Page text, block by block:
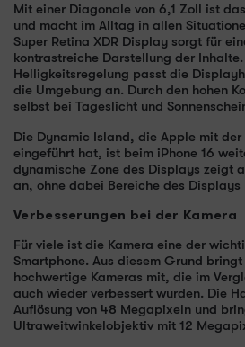
Mit einer Diagonale von 6,1 Zoll ist
und macht im Alltag in allen
Super Retina XDR Display sorgt für
kontrastreiche Darstellung der
Helligkeitsregelung passt die
die Umgebung an. Durch den hohen
selbst bei Tageslicht und
Die Dynamic Island, die Apple mit
eingeführt hat, ist beim iPhone 16
dynamische Zone des Displays zeigt
an, ohne dabei Bereiche des Displays
Verbesserungen bei der Kamera
Für viele ist die Kamera eine der
Smartphone. Aus diesem Grund bringt
hochwertige Kameras mit, die im
auch wieder verbessert wurden. Die
Auflösung von 48 Megapixeln und
Ultraweitwinkelobjektiv mit 12